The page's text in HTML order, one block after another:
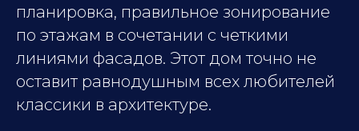
планировка, правильное зонирование
по этажам в сочетании с четкими
линиями фасадов. Этот дом точно не
оставит равнодушным всех любителей
классики в архитектуре.